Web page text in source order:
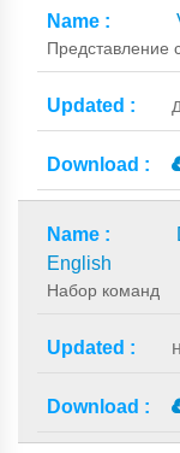
Представление
English
Набор команд